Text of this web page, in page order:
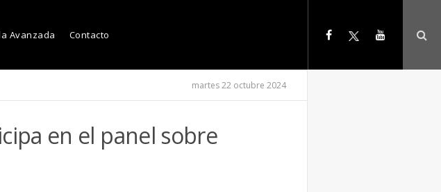
Avanzada Contacto
martes 22 octubre 2024
en el panel sobre